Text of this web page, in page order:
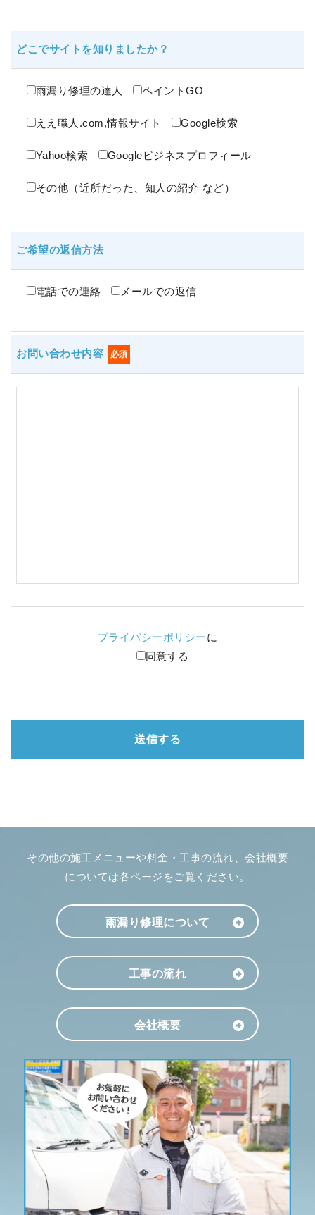
どこでサイトを知りましたか？
雨漏り修理の達人 ペイントGO
ええ職人.com,情報サイト Google検索
Yahoo検索 Googleビジネスプロフィール
その他（近所だった、知人の紹介 など）
ご希望の返信方法
電話での連絡 メールでの返信
お問い合わせ内容 必須
プライバシーポリシーに
同意する
その他の施工メニューや料金・工事の流れ、会社概要
については各ページをご覧ください。
雨漏り修理について
工事の流れ
会社概要